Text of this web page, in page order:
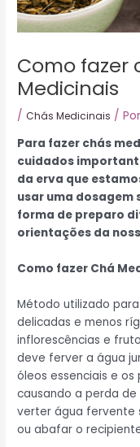
Como fazer
Medicinais
/Chás Medicinais /
Para fazer chás
cuidados
da erva que
usar uma dosagem
forma de preparo
orientações da
Como fazer Chá
Método utilizado
delicadas e menos
inflorescências e
deve ferver a água
óleos essenciais e
causando a perda
verter água fervente
ou abafar o